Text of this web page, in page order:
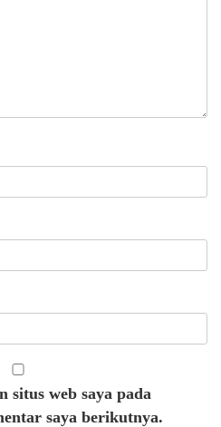
situs web saya pada
saya berikutnya.